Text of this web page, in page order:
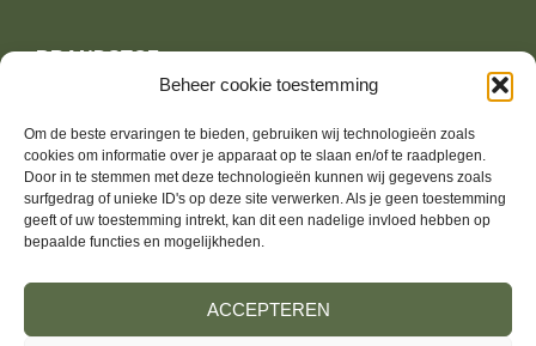
Beheer cookie toestemming
Om de beste ervaringen te bieden, gebruiken wij technologieën zoals
cookies om informatie over je apparaat op te slaan en/of te raadplegen.
Door in te stemmen met deze technologieën kunnen wij gegevens zoals
surfgedrag of unieke ID's op deze site verwerken. Als je geen toestemming
geeft of uw toestemming intrekt, kan dit een nadelige invloed hebben op
bepaalde functies en mogelijkheden.
ACCEPTEREN
BRANDSTOF
3817KE Amersfoort
06-13739364
jurrien@brandstoffashion.nl